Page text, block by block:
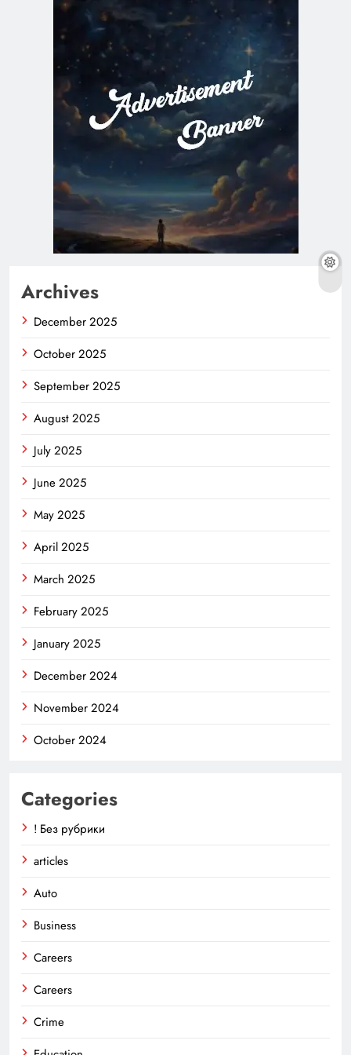
Archives
December 2025
October 2025
September 2025
August 2025
July 2025
June 2025
May 2025
April 2025
March 2025
February 2025
January 2025
December 2024
November 2024
October 2024
Categories
! Без рубрики
articles
Auto
Business
Careers
Careers
Crime